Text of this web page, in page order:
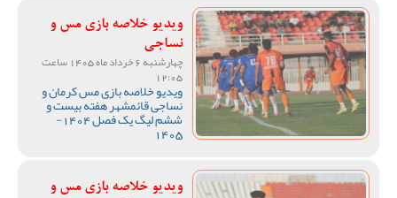
ویدیو خلاصه بازی مس و
نساجی
چهارشنبه 6 خرداد ماه 1405 ساعت
12:05
ویدیو خلاصه بازی مس کرمان و
نساجی قائمشهر هفته بیست و
ششم لیگ یک فصل 1404-
1405
ویدیو خلاصه بازی مس و